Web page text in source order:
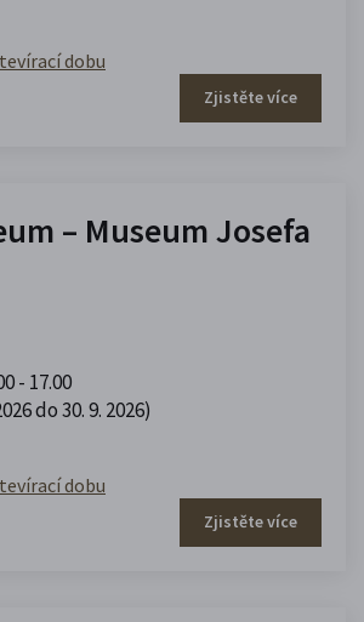
dobu
Zjistěte více
– Museum Josefa
- 17.00
do 30. 9. 2026)
dobu
Zjistěte více